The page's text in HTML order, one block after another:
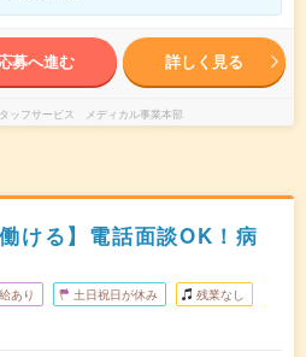
募へ進む 詳しく見る
ッフサービス メディカル事業本部
ける】電話面談OK！病
あり 土日祝日が休み 残業なし